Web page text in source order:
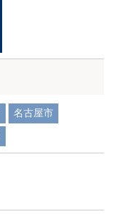
名古屋市